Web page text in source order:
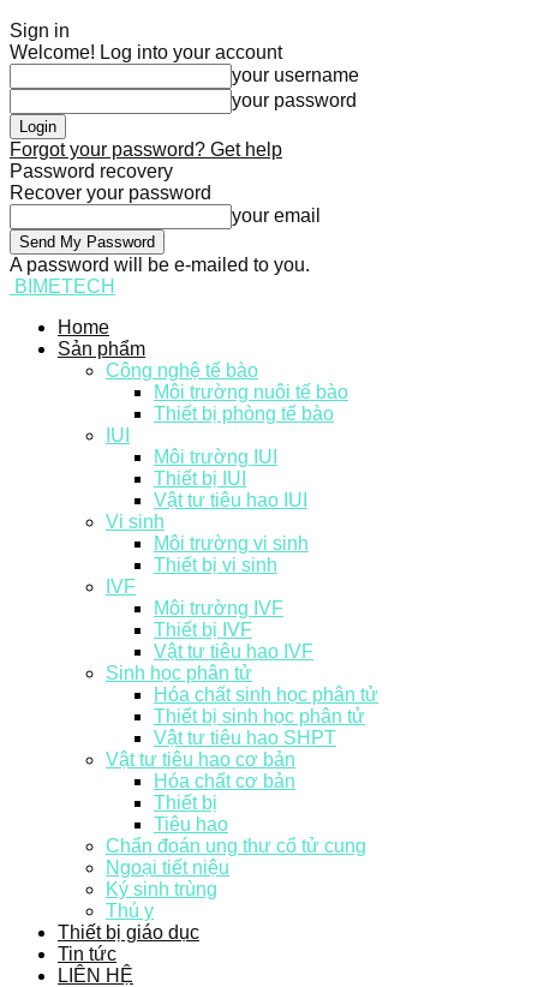
Sign in
Welcome! Log into your account
your username
your password
Forgot your password? Get help
Password recovery
Recover your password
your email
A password will be e-mailed to you.
BIMETECH
Home
Sản phẩm
Công nghệ tế bào
Môi trường nuôi tế bào
Thiết bị phòng tế bào
IUI
Môi trường IUI
Thiết bị IUI
Vật tư tiêu hao IUI
Vi sinh
Môi trường vi sinh
Thiết bị vi sinh
IVF
Môi trường IVF
Thiết bị IVF
Vật tư tiêu hao IVF
Sinh học phân tử
Hóa chất sinh học phân tử
Thiết bị sinh học phân tử
Vật tư tiêu hao SHPT
Vật tư tiêu hao cơ bản
Hóa chất cơ bản
Thiết bị
Tiêu hao
Chẩn đoán ung thư cổ tử cung
Ngoại tiết niệu
Ký sinh trùng
Thú y
Thiết bị giáo dục
Tin tức
LIÊN HỆ